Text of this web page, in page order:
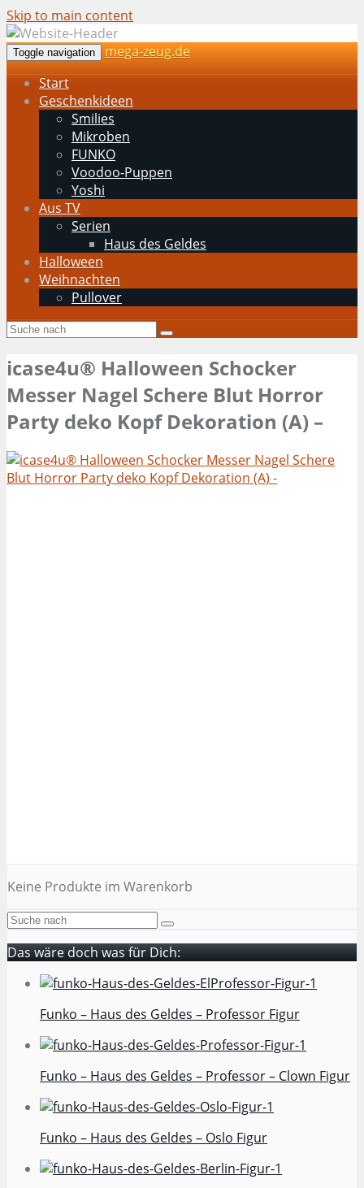
Skip to main content
Toggle navigation
mega-zeug.de
Start
Geschenkideen
Smilies
Mikroben
FUNKO
Voodoo-Puppen
Yoshi
Aus TV
Serien
Haus des Geldes
Halloween
Weihnachten
Pullover
icase4u® Halloween Schocker
Messer Nagel Schere Blut Horror
Party deko Kopf Dekoration (A) –
Keine Produkte im Warenkorb
Das wäre doch was für Dich:
Funko – Haus des Geldes – Professor Figur
Funko – Haus des Geldes – Professor – Clown Figur
Funko – Haus des Geldes – Oslo Figur